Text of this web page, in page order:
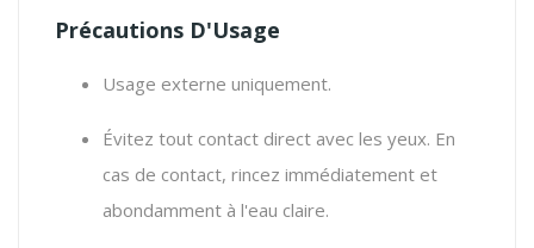
Précautions D'Usage
Usage externe uniquement.
Évitez tout contact direct avec les yeux. En
cas de contact, rincez immédiatement et
abondamment à l'eau claire.